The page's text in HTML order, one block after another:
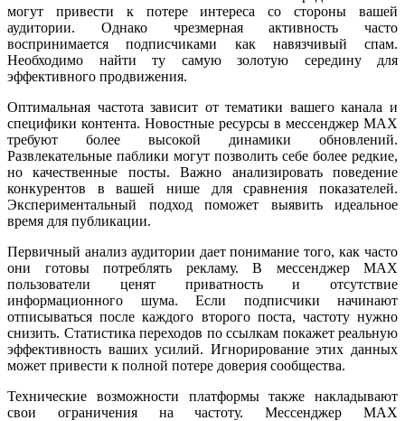
могут привести к потере интереса со стороны вашей
аудитории. Однако чрезмерная активность часто
воспринимается подписчиками как навязчивый спам.
Необходимо найти ту самую золотую середину для
эффективного продвижения.
Оптимальная частота зависит от тематики вашего канала и
специфики контента. Новостные ресурсы в мессенджер MAX
требуют более высокой динамики обновлений.
Развлекательные паблики могут позволить себе более редкие,
но качественные посты. Важно анализировать поведение
конкурентов в вашей нише для сравнения показателей.
Экспериментальный подход поможет выявить идеальное
время для публикации.
Первичный анализ аудитории дает понимание того, как часто
они готовы потреблять рекламу. В мессенджер MAX
пользователи ценят приватность и отсутствие
информационного шума. Если подписчики начинают
отписываться после каждого второго поста, частоту нужно
снизить. Статистика переходов по ссылкам покажет реальную
эффективность ваших усилий. Игнорирование этих данных
может привести к полной потере доверия сообщества.
Технические возможности платформы также накладывают
свои ограничения на частоту. Мессенджер MAX